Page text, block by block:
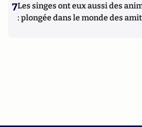
7Les singes ont eux aussi des
: plongée dans le monde des